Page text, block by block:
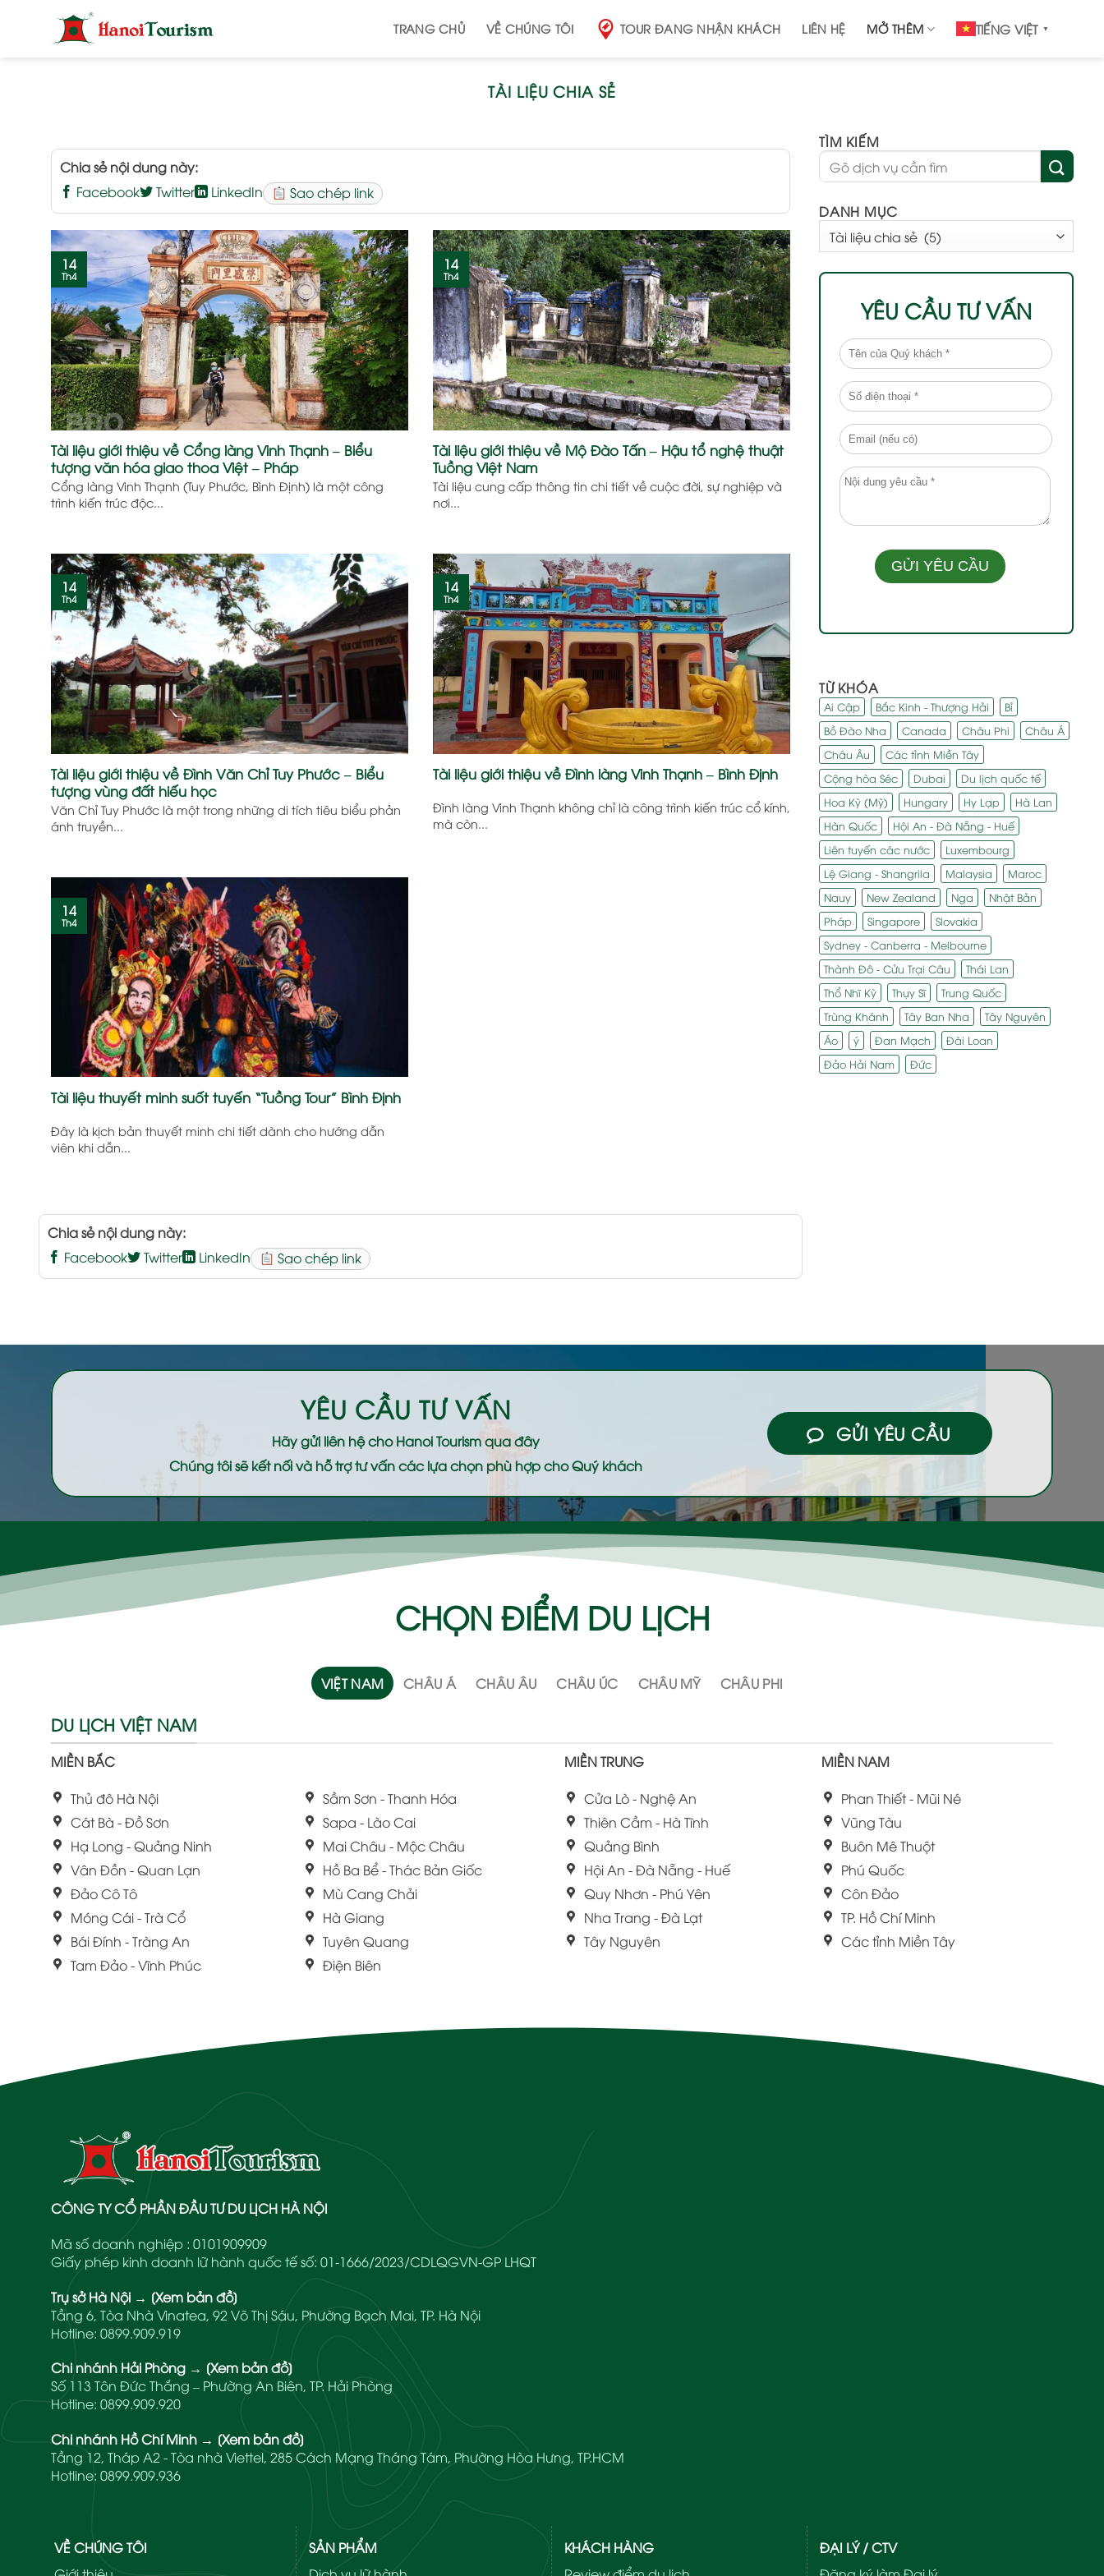
TRANG CHỦ VỀ CHÚNG TÔI TOUR ĐANG NHẬN KHÁCH LIÊN HỆ MỞ THÊM TIẾNG VIỆT ▼
TÀI LIỆU CHIA SẺ
Chia sẻ nội dung này:
Facebook
Twitter LinkedIn Sao chép link
Tài liệu giới thiệu về Cổng làng Vinh Thạnh – Biểu
tượng văn hóa giao thoa Việt – Pháp
Cổng làng Vinh Thạnh (Tuy Phước, Bình Định) là một công
trình kiến trúc độc...
14
Th4
Tài liệu giới thiệu về Mộ Đào Tấn – Hậu tổ nghệ thuật
Tuồng Việt Nam
Tài liệu cung cấp thông tin chi tiết về cuộc đời, sự nghiệp và
nơi...
14
Th4
Tài liệu giới thiệu về Đình Văn Chỉ Tuy Phước – Biểu
tượng vùng đất hiếu học
Văn Chỉ Tuy Phước là một trong những di tích tiêu biểu phản
ánh truyền...
14
Th4
Tài liệu giới thiệu về Đình làng Vinh Thạnh – Bình Định
Đình làng Vinh Thạnh không chỉ là công trình kiến trúc cổ kính,
mà còn...
14
Th4
Tài liệu thuyết minh suốt tuyến “Tuồng Tour” Bình Định
Đây là kịch bản thuyết minh chi tiết dành cho hướng dẫn
viên khi dẫn...
14
Th4
Chia sẻ nội dung này:
Facebook
Twitter LinkedIn Sao chép link
TÌM KIẾM
DANH MỤC
MỤC
YÊU CẦU TƯ VẤN
TỪ KHÓA
Ai Cập Bắc Kinh - Thượng Hải
Bỉ
Bồ Đào Nha
Canada Châu Phi
Châu Á
Châu Âu
Các tỉnh Miền Tây
Cộng hòa Séc
Dubai
Du lịch quốc tế
Hoa Kỳ (Mỹ)
Hungary Hy Lạp
Hà Lan
Hàn Quốc
Hội An - Đà Nẵng - Huế
Liên tuyến các nước
Luxembourg
Lệ Giang - Shangrila
Malaysia
Maroc
Nauy
New Zealand Nga
Nhật Bản
Pháp
Singapore
Slovakia
Sydney - Canberra - Melbourne
Thành Đô - Cửu Trại Câu
Thái Lan
Thổ Nhĩ Kỳ
Thụy Sĩ
Trung Quốc
Trùng Khánh
Tây Ban Nha
Tây Nguyên
Áo
ý Đan Mạch
Đài Loan
Đảo Hải Nam
Đức
YÊU CẦU TƯ VẤN
Hãy gửi liên hệ choHanoi Tourismqua đây
Chúng tôi sẽ kết nối và hỗ trợ tư vấn các lựa chọn phù hợp cho Quý khách
GỬI YÊU CẦU
CHỌN ĐIỂM DU LỊCH
VIỆT NAM CHÂU Á CHÂU ÂU CHÂU ÚC CHÂU MỸ CHÂU PHI
DU LỊCH VIỆT NAM
MIỀN BẮC
Thủ đô Hà Nội
Cát Bà - Đồ Sơn
Hạ Long - Quảng Ninh
Vân Đồn - Quan Lạn
Đảo Cô Tô
Móng Cái - Trà Cổ
Bái Đính - Tràng An
Tam Đảo - Vĩnh Phúc
Sầm Sơn - Thanh Hóa
Sapa - Lào Cai
Mai Châu - Mộc Châu
Hồ Ba Bể - Thác Bản Giốc
Mù Cang Chải
Hà Giang
Tuyên Quang
Điện Biên
MIỀN TRUNG
Cửa Lò - Nghệ An
Thiên Cầm - Hà Tĩnh
Quảng Bình
Hội An - Đà Nẵng - Huế
Quy Nhơn - Phú Yên
Nha Trang - Đà Lạt
Tây Nguyên
MIỀN NAM
Phan Thiết - Mũi Né
Vũng Tàu
Buôn Mê Thuột
Phú Quốc
Côn Đảo
TP. Hồ Chí Minh
Các tỉnh Miền Tây
CÔNG TY CỔ PHẦN ĐẦU TƯ DU LỊCH HÀ NỘI
Mã số doanh nghiệp : 0101909909
Giấy phép kinh doanh lữ hành quốc tế số: 01-1666/2023/CDLQGVN-GP LHQT
Trụ sở Hà Nội → [Xem bản đồ]
Tầng 6, Tòa Nhà Vinatea, 92 Võ Thị Sáu, Phường Bạch Mai, TP. Hà Nội
Hotline: 0899.909.919
Chi nhánh Hải Phòng → [Xem bản đồ]
Số 113 Tôn Đức Thắng – Phường An Biên, TP. Hải Phòng
Hotline: 0899.909.920
Chi nhánh Hồ Chí Minh → [Xem bản đồ]
Tầng 12, Tháp A2 - Tòa nhà Viettel, 285 Cách Mạng Tháng Tám, Phường Hòa Hưng, TP.HCM
Hotline: 0899.909.936
VỀ CHÚNG TÔI
SẢN PHẨM
KHÁCH HÀNG
ĐẠI LÝ / CTV